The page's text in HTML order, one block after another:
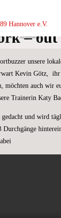
–
Start Allgemein
unsere
Kevin Götz,
möchten auch wir
Trainerin Katy
und wird